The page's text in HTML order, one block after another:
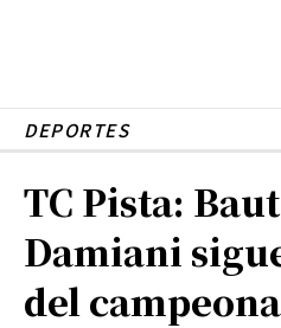
DEPORTES
TC Pista:
Damiani
del